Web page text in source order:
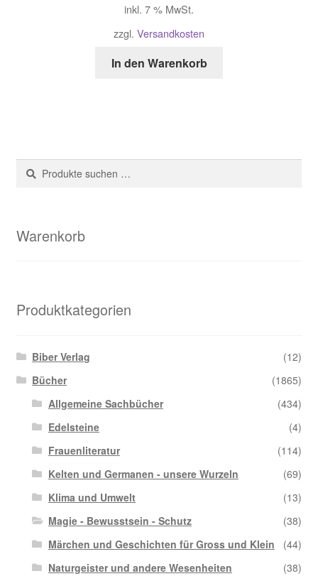
inkl. 7 % MwSt.
zzgl. Versandkosten
In den Warenkorb
Suche
nach:
Suchen
Warenkorb
Produktkategorien
Biber Verlag
(12)
Bücher
(1865)
Allgemeine Sachbücher
(434)
Edelsteine
(4)
Frauenliteratur
(114)
Kelten und Germanen - unsere Wurzeln
(69)
Klima und Umwelt
(13)
Magie - Bewusstsein - Schutz
(38)
Märchen und Geschichten für Gross und Klein
(44)
Naturgeister und andere Wesenheiten
(38)